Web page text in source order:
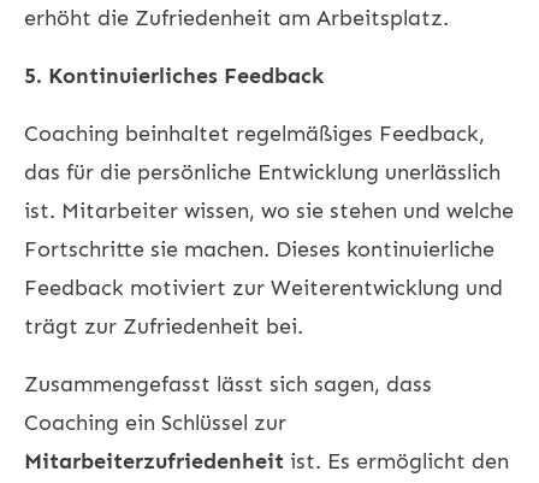
erhöht die Zufriedenheit am Arbeitsplatz.
5. Kontinuierliches Feedback
Coaching beinhaltet regelmäßiges Feedback,
das für die persönliche Entwicklung unerlässlich
ist. Mitarbeiter wissen, wo sie stehen und welche
Fortschritte sie machen. Dieses kontinuierliche
Feedback motiviert zur Weiterentwicklung und
trägt zur Zufriedenheit bei.
Zusammengefasst lässt sich sagen, dass
Coaching ein Schlüssel zur
Mitarbeiterzufriedenheit ist. Es ermöglicht den